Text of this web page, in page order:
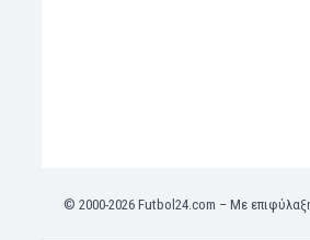
© 2000-2026 Futbol24.com – Με